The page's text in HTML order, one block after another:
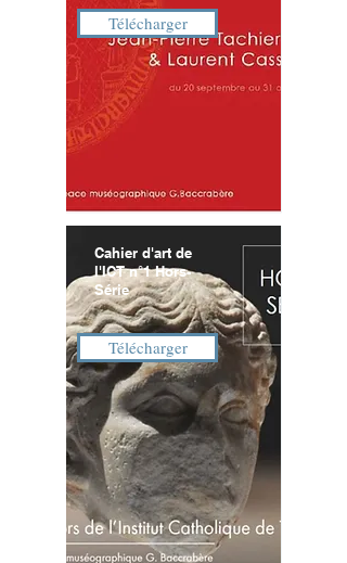
Télécharger
Cahier d'art de
l'ICT n°1 Hors-
Série
Télécharger